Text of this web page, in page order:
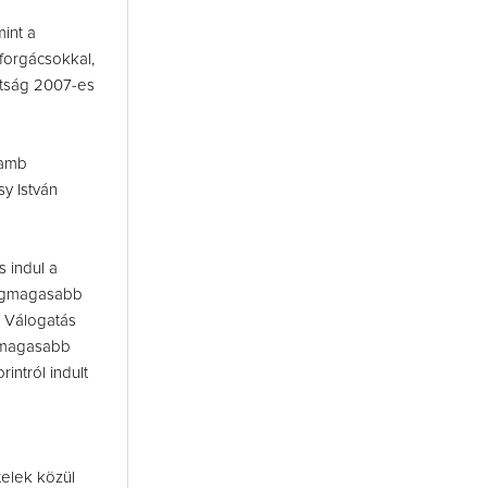
a
2007-es
István
indul a
Válogatás
indult
közül